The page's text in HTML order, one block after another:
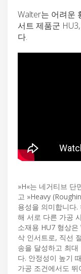
Walter는 어려운
서트 제품군
다.
»H«는 네거티브 단
고 »Heavy
용성을 의미합니다
해 서로 다른 가공
소재용 HU7 형상
삭 인서트로, 직선
송을 달성하고 최
다. 안정성이 높기
가공 조건에서도